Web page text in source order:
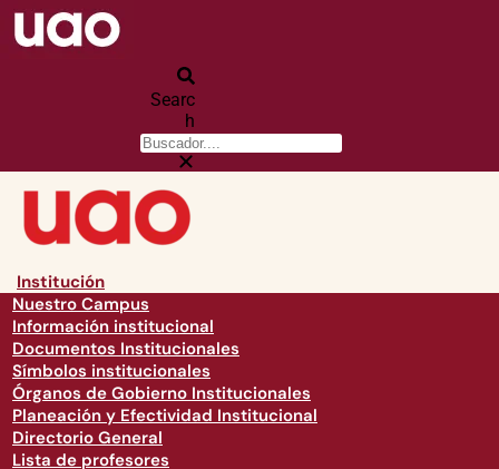
Searc
h
Institución
Nuestro Campus
Información institucional
Documentos Institucionales
Símbolos institucionales
Órganos de Gobierno Institucionales
Planeación y Efectividad Institucional
Directorio General
Lista de profesores